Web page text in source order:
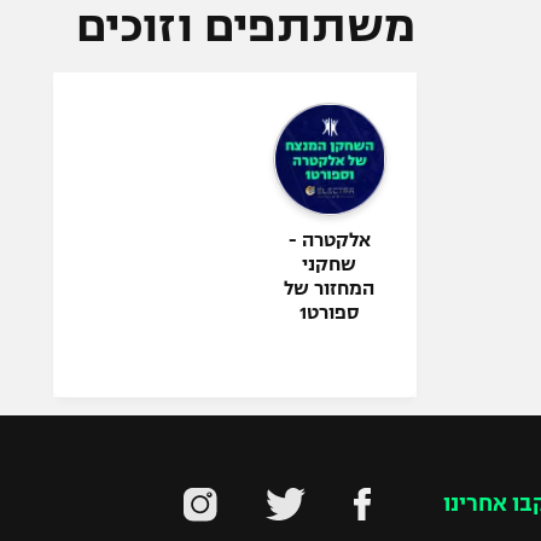
משתתפים וזוכים
אלקטרה -
שחקני
המחזור של
ספורט1
אחרינו